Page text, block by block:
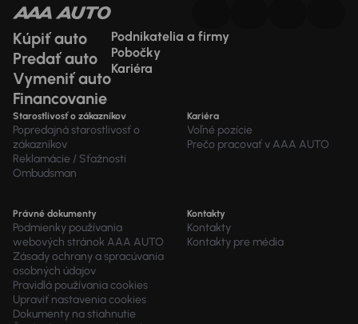
Kúpiť auto
Predať auto
Vymeniť auto
Financovanie
Podnikatelia a firmy
Pobočky
Kariéra
Starostlivosť o zákazníkov
Popredajná starostlivosť o
zákazníkov
Reklamácie / Sťažnosti
Ombudsman
Kariéra
Voľné pozície
Prečo pracovať v AAA AUTO
Právné dokumenty
Podmienky používania
webových stránok AAA AUTO
Zásady ochrany a spracúvania
osobných údajov
Pravidlá používania cookies
Upraviť nastavenia cookies
Dokumenty na stiahnutie
Kontakty
Kontakty
Kontakty pre média